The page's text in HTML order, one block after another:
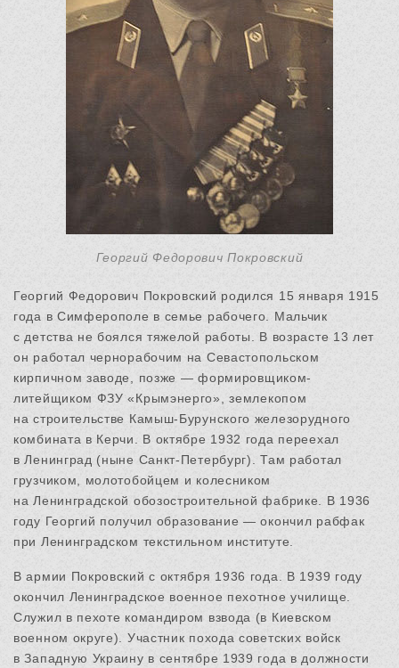
Георгий Федорович Покровский
Георгий Федорович Покровский родился 15 января 1915
года в Симферополе в семье рабочего. Мальчик
с детства не боялся тяжелой работы. В возрасте 13 лет
он работал чернорабочим на Севастопольском
кирпичном заводе, позже — формировщиком-
литейщиком ФЗУ «Крымэнерго», землекопом
на строительстве Камыш-Бурунского железорудного
комбината в Керчи. В октябре 1932 года переехал
в Ленинград (ныне Санкт-Петербург). Там работал
грузчиком, молотобойцем и колесником
на Ленинградской обозостроительной фабрике. В 1936
году Георгий получил образование — окончил рабфак
при Ленинградском текстильном институте.
В армии Покровский с октября 1936 года. В 1939 году
окончил Ленинградское военное пехотное училище.
Служил в пехоте командиром взвода (в Киевском
военном округе). Участник похода советских войск
в Западную Украину в сентябре 1939 года в должности